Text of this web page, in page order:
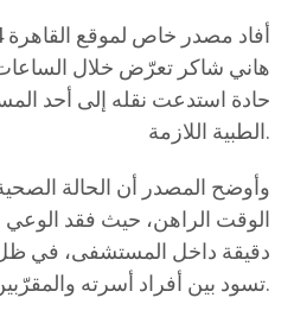
هاني شاكر تعرّض خلال
حادة استدعت نقله إلى أحد
الطبية اللازمة.
وأوضح المصدر أن الحالة
الوقت الراهن، حيث فقد الوعي
دقيقة داخل المستشفى، في
تسود بين أفراد أسرته والمقرّبين منه.